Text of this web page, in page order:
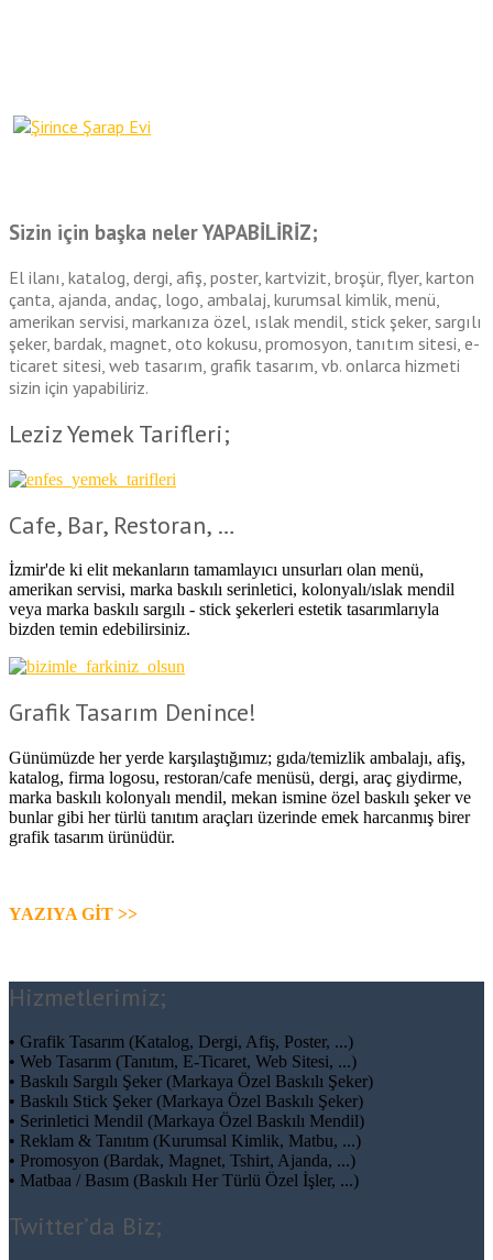
Sizin için başka nelerYAPABİLİRİZ;
El ilanı, katalog, dergi, afiş, poster, kartvizit, broşür, flyer, karton
çanta, ajanda, andaç, logo, ambalaj, kurumsal kimlik, menü,
amerikan servisi, markanıza özel, ıslak mendil, stick şeker, sargılı
şeker, bardak, magnet, oto kokusu, promosyon, tanıtım sitesi, e-
ticaret sitesi, web tasarım, grafik tasarım, vb. onlarca hizmeti
sizin için yapabiliriz.
Leziz Yemek Tarifleri;
Cafe, Bar, Restoran, …
İzmir'de ki elit mekanların tamamlayıcı unsurları olan menü,
amerikan servisi, marka baskılı serinletici, kolonyalı/ıslak mendil
veya marka baskılı sargılı - stick şekerleri estetik tasarımlarıyla
bizden temin edebilirsiniz.
Grafik Tasarım Denince!
Günümüzde her yerde karşılaştığımız; gıda/temizlik ambalajı, afiş,
katalog, firma logosu, restoran/cafe menüsü, dergi, araç giydirme,
marka baskılı kolonyalı mendil, mekan ismine özel baskılı şeker ve
bunlar gibi her türlü tanıtım araçları üzerinde emek harcanmış birer
grafik tasarım ürünüdür.
YAZIYA GİT >>
Hizmetlerimiz;
• Grafik Tasarım (Katalog, Dergi, Afiş, Poster, ...)
• Web Tasarım (Tanıtım, E-Ticaret, Web Sitesi, ...)
• Baskılı Sargılı Şeker (Markaya Özel Baskılı Şeker)
• Baskılı Stick Şeker (Markaya Özel Baskılı Şeker)
• Serinletici Mendil (Markaya Özel Baskılı Mendil)
• Reklam & Tanıtım (Kurumsal Kimlik, Matbu, ...)
• Promosyon (Bardak, Magnet, Tshirt, Ajanda, ...)
• Matbaa / Basım (Baskılı Her Türlü Özel İşler, ...)
Twitter’da Biz;